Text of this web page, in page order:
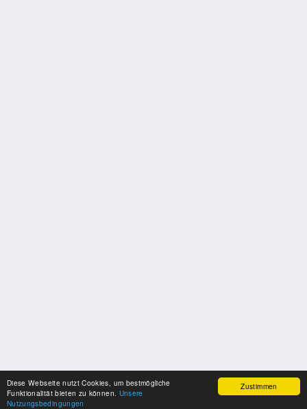
Zustimmen
Diese Webseite nutzt Cookies, um bestmögliche
Funktionalität bieten zu können. Unsere
Nutzungsbedingungen